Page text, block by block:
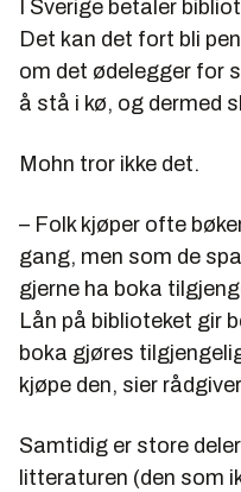
I Sverige betaler
Det kan det fort bli
om det ødelegger for
å stå i kø, og dermed
Mohn tror ikke det.
– Folk kjøper ofte
gang, men som de
gjerne ha boka
Lån på biblioteket gir
boka gjøres
kjøpe den, sier
Samtidig er store
litteraturen (den som